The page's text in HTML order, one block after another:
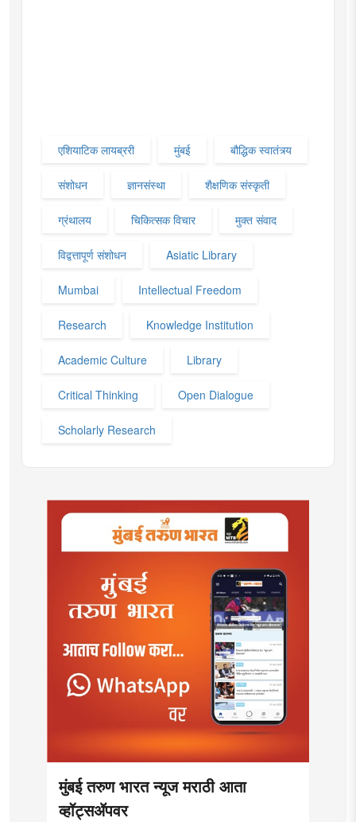
एशियाटिक लायब्ररी मुंबई बौद्धिक स्वातंत्र्य
संशोधन ज्ञानसंस्था शैक्षणिक संस्कृती
ग्रंथालय चिकित्सक विचार मुक्त संवाद
विद्वत्तापूर्ण संशोधन Asiatic Library
Mumbai Intellectual Freedom
Research Knowledge Institution
Academic Culture Library
Critical Thinking Open Dialogue
Scholarly Research
मुंबई तरुण भारत न्यूज मराठी आता
व्हॉट्सॲपवर